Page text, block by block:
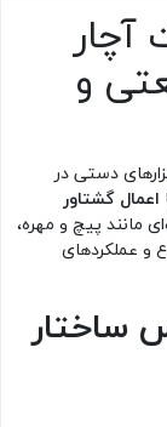
و
دستی در
اعمال گشتاور
مانند پیچ و مهره،
و عملکرد‌های
ساختار